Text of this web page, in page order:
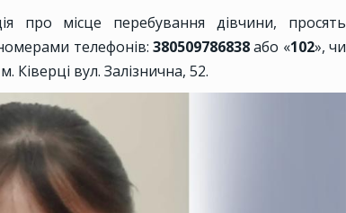
про місце перебування дівчини, просять
телефонів:380509786838або «102», чи
Ківерці вул. Залізнична, 52.